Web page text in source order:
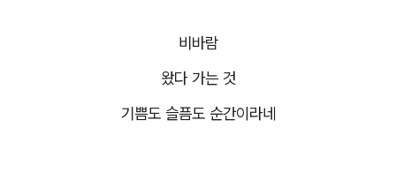
비바람
왔다 가는 것
기쁨도 슬픔도 순간이라네